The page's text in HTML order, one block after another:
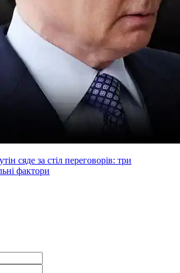
сяде за стіл переговорів: три
фактори